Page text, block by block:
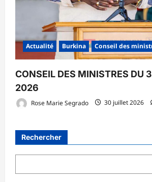
Actualité Burkina Conseil des
CONSEIL DES MINISTRES DU
2026
Rose Marie Segrado 30 juillet 2026
Rechercher